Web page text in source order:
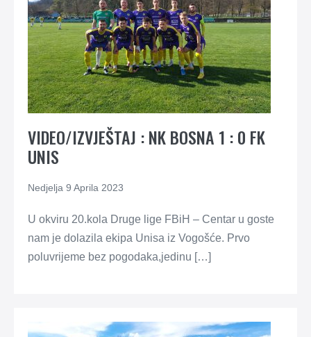
VIDEO/IZVJEŠTAJ : NK BOSNA 1 : 0 FK
UNIS
Nedjelja 9 Aprila 2023
U okviru 20.kola Druge lige FBiH – Centar u goste
nam je dolazila ekipa Unisa iz Vogošće. Prvo
poluvrijeme bez pogodaka,jedinu […]